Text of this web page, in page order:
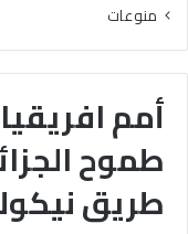
أمم
طموح
طريق
منوعات